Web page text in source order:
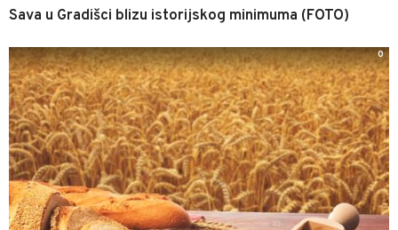
Sava u Gradišci blizu istorijskog minimuma (FOTO)
0